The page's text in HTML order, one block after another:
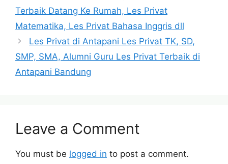
Terbaik Datang Ke Rumah, Les Privat
Matematika, Les Privat Bahasa Inggris dll
Les Privat di Antapani Les Privat TK, SD,
SMP, SMA, Alumni Guru Les Privat Terbaik di
Antapani Bandung
Leave a Comment
You must be logged in to post a comment.